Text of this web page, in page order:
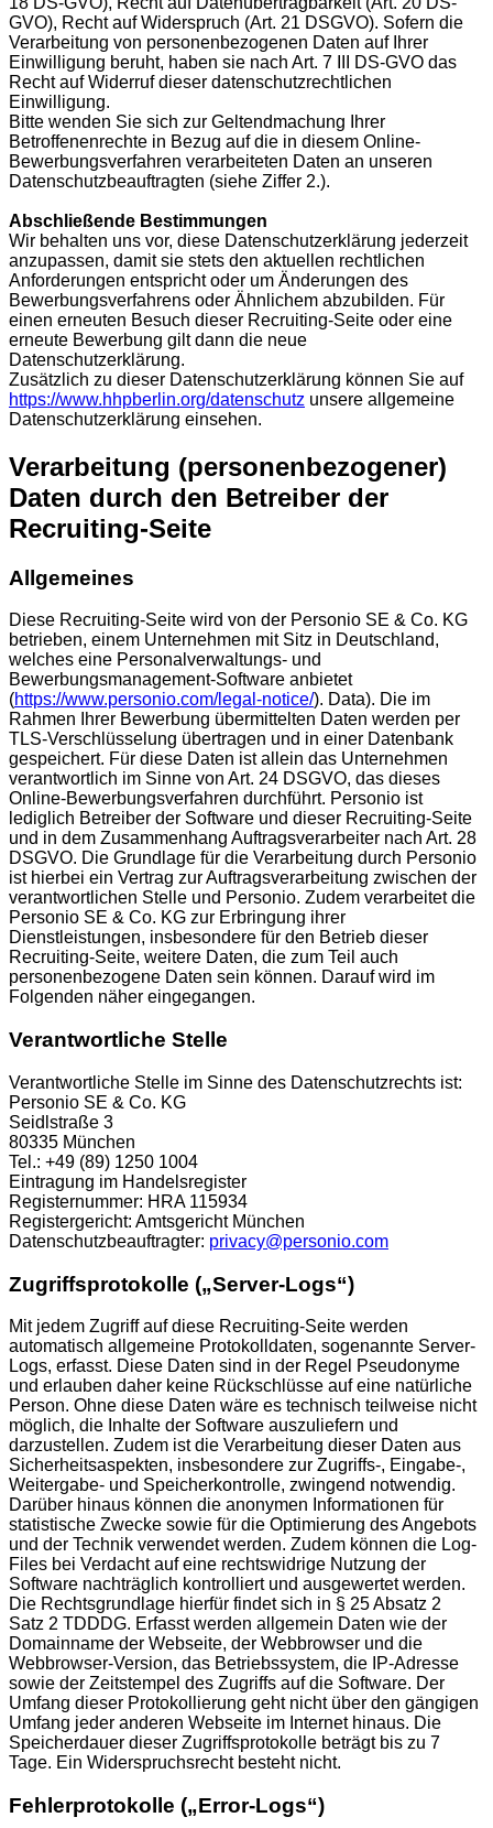
GVO), Recht auf Widerspruch (Art. 21 DSGVO). Sofern die
Verarbeitung von personenbezogenen Daten auf Ihrer
Einwilligung beruht, haben sie nach Art. 7 III DS-GVO das
Recht auf Widerruf dieser datenschutzrechtlichen
Einwilligung.
Bitte wenden Sie sich zur Geltendmachung Ihrer
Betroffenenrechte in Bezug auf die in diesem Online-
Bewerbungsverfahren verarbeiteten Daten an unseren
Datenschutzbeauftragten (siehe Ziffer 2.).
Abschließende Bestimmungen
Wir behalten uns vor, diese Datenschutzerklärung jederzeit
anzupassen, damit sie stets den aktuellen rechtlichen
Anforderungen entspricht oder um Änderungen des
Bewerbungsverfahrens oder Ähnlichem abzubilden. Für
einen erneuten Besuch dieser Recruiting-Seite oder eine
erneute Bewerbung gilt dann die neue
Datenschutzerklärung.
Zusätzlich zu dieser Datenschutzerklärung können Sie auf
https://www.hhpberlin.org/datenschutz unsere allgemeine
Datenschutzerklärung einsehen.
Verarbeitung (personenbezogener)
Daten durch den Betreiber der
Recruiting-Seite
Allgemeines
Diese Recruiting-Seite wird von der Personio SE & Co. KG
betrieben, einem Unternehmen mit Sitz in Deutschland,
welches eine Personalverwaltungs- und
Bewerbungsmanagement-Software anbietet
(https://www.personio.com/legal-notice/). Data). Die im
Rahmen Ihrer Bewerbung übermittelten Daten werden per
TLS-Verschlüsselung übertragen und in einer Datenbank
gespeichert. Für diese Daten ist allein das Unternehmen
verantwortlich im Sinne von Art. 24 DSGVO, das dieses
Online-Bewerbungsverfahren durchführt. Personio ist
lediglich Betreiber der Software und dieser Recruiting-Seite
und in dem Zusammenhang Auftragsverarbeiter nach Art. 28
DSGVO. Die Grundlage für die Verarbeitung durch Personio
ist hierbei ein Vertrag zur Auftragsverarbeitung zwischen der
verantwortlichen Stelle und Personio. Zudem verarbeitet die
Personio SE & Co. KG zur Erbringung ihrer
Dienstleistungen, insbesondere für den Betrieb dieser
Recruiting-Seite, weitere Daten, die zum Teil auch
personenbezogene Daten sein können. Darauf wird im
Folgenden näher eingegangen.
Verantwortliche Stelle
Verantwortliche Stelle im Sinne des Datenschutzrechts ist:
Personio SE & Co. KG
Seidlstraße 3
80335 München
Tel.: +49 (89) 1250 1004
Eintragung im Handelsregister
Registernummer: HRA 115934
Registergericht: Amtsgericht München
Datenschutzbeauftragter: privacy@personio.com
Zugriffsprotokolle („Server-Logs“)
Mit jedem Zugriff auf diese Recruiting-Seite werden
automatisch allgemeine Protokolldaten, sogenannte Server-
Logs, erfasst. Diese Daten sind in der Regel Pseudonyme
und erlauben daher keine Rückschlüsse auf eine natürliche
Person. Ohne diese Daten wäre es technisch teilweise nicht
möglich, die Inhalte der Software auszuliefern und
darzustellen. Zudem ist die Verarbeitung dieser Daten aus
Sicherheitsaspekten, insbesondere zur Zugriffs-, Eingabe-,
Weitergabe- und Speicherkontrolle, zwingend notwendig.
Darüber hinaus können die anonymen Informationen für
statistische Zwecke sowie für die Optimierung des Angebots
und der Technik verwendet werden. Zudem können die Log-
Files bei Verdacht auf eine rechtswidrige Nutzung der
Software nachträglich kontrolliert und ausgewertet werden.
Die Rechtsgrundlage hierfür findet sich in § 25 Absatz 2
Satz 2 TDDDG. Erfasst werden allgemein Daten wie der
Domainname der Webseite, der Webbrowser und die
Webbrowser-Version, das Betriebssystem, die IP-Adresse
sowie der Zeitstempel des Zugriffs auf die Software. Der
Umfang dieser Protokollierung geht nicht über den gängigen
Umfang jeder anderen Webseite im Internet hinaus. Die
Speicherdauer dieser Zugriffsprotokolle beträgt bis zu 7
Tage. Ein Widerspruchsrecht besteht nicht.
Fehlerprotokolle („Error-Logs“)